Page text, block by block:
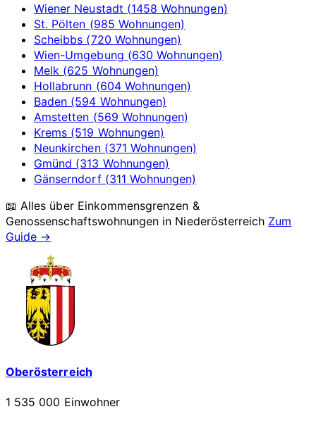
Wiener Neustadt (1458 Wohnungen)
St. Pölten (985 Wohnungen)
Scheibbs (720 Wohnungen)
Wien-Umgebung (630 Wohnungen)
Melk (625 Wohnungen)
Hollabrunn (604 Wohnungen)
Baden (594 Wohnungen)
Amstetten (569 Wohnungen)
Krems (519 Wohnungen)
Neunkirchen (371 Wohnungen)
Gmünd (313 Wohnungen)
Gänserndorf (311 Wohnungen)
📖 Alles über Einkommensgrenzen &
Genossenschaftswohnungen in Niederösterreich Zum
Guide →
Oberösterreich
1 535 000 Einwohner